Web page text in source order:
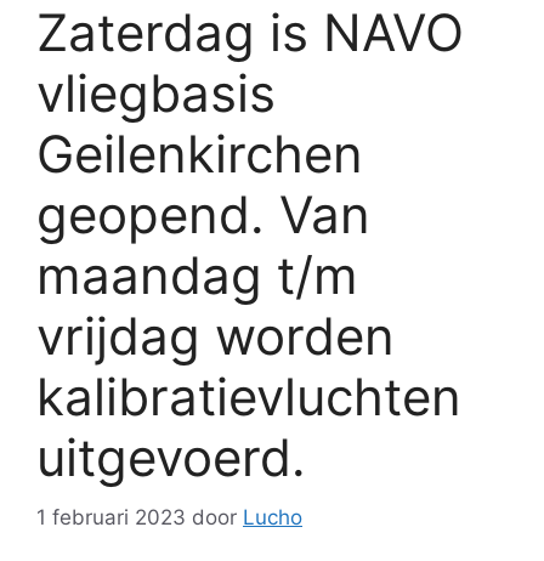
Zaterdag is NAVO
vliegbasis
Geilenkirchen
geopend. Van
maandag t/m
vrijdag worden
kalibratievluchten
uitgevoerd.
1 februari 2023 door Lucho